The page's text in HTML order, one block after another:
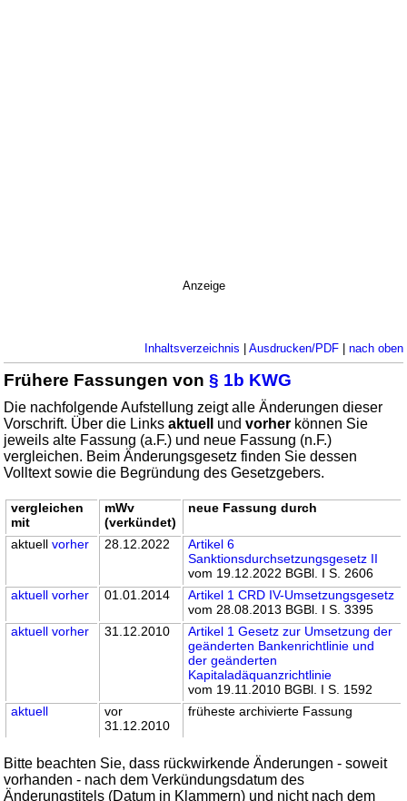
Anzeige
Inhaltsverzeichnis | Ausdrucken/PDF| nach oben
Frühere Fassungen von§ 1b KWG
Die nachfolgende Aufstellung zeigt alle Änderungen dieser
Vorschrift. Über die Linksaktuell undvorher können Sie
jeweils alte Fassung (a.F.) und neue Fassung (n.F.)
vergleichen. Beim Änderungsgesetz finden Sie dessen
Volltext sowie die Begründung des Gesetzgebers.
vergleichen
mit
mWv
(verkündet)
neue Fassung durch
aktuellvorher 28.12.2022
Artikel 6
Sanktionsdurchsetzungsgesetz II
vom 19.12.2022 BGBl. I S. 2606
aktuell vorher 01.01.2014
Artikel 1 CRD IV-Umsetzungsgesetz
vom 28.08.2013 BGBl. I S. 3395
aktuell vorher 31.12.2010
Artikel 1 Gesetz zur Umsetzung der
geänderten Bankenrichtlinie und
der geänderten
Kapitaladäquanzrichtlinie
vom 19.11.2010 BGBl. I S. 1592
aktuell
vor
31.12.2010
früheste archivierte Fassung
Bitte beachten Sie, dass rückwirkende Änderungen - soweit
vorhanden - nach dem Verkündungsdatum des
Änderungstitels (Datum in Klammern) und nicht nach dem